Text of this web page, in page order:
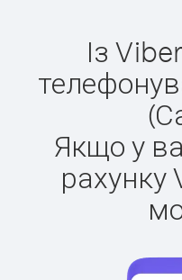
Із
Якщо у
рахунку